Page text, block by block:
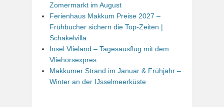
Zomermarkt im August
Ferienhaus Makkum Preise 2027 –
Frühbucher sichern die Top-Zeiten |
Schakelvilla
Insel Vlieland – Tagesausflug mit dem
Vliehorsexpres
Makkumer Strand im Januar & Frühjahr –
Winter an der IJsselmeerküste